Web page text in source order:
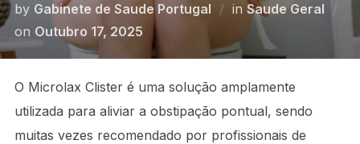
by Gabinete de Saude Portugal in Saude Geral
on Posted
Outubro 17, 2025
O Microlax Clister é uma solução amplamente
utilizada para aliviar a obstipação pontual, sendo
muitas vezes recomendado por profissionais de